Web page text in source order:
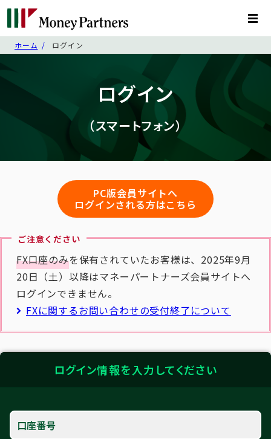
ホーム ログイン
ログイン
（スマートフォン）
PC版会員サイトへ
ログインされる方はこちら
ご注意ください
FX口座のみを保有されていたお客様は、2025年9月
20日（土）以降はマネーパートナーズ会員サイトへ
ログインできません。
FXに関するお問い合わせの受付終了について
ログイン情報を入力してください